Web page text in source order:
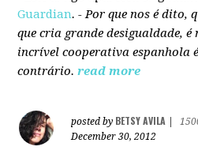
Guardian. - Por que nos é dito,
que cria grande desigualdade, é
incrível cooperativa espanhola
contrário. read more
posted by BETSY AVILA
December 30, 2012